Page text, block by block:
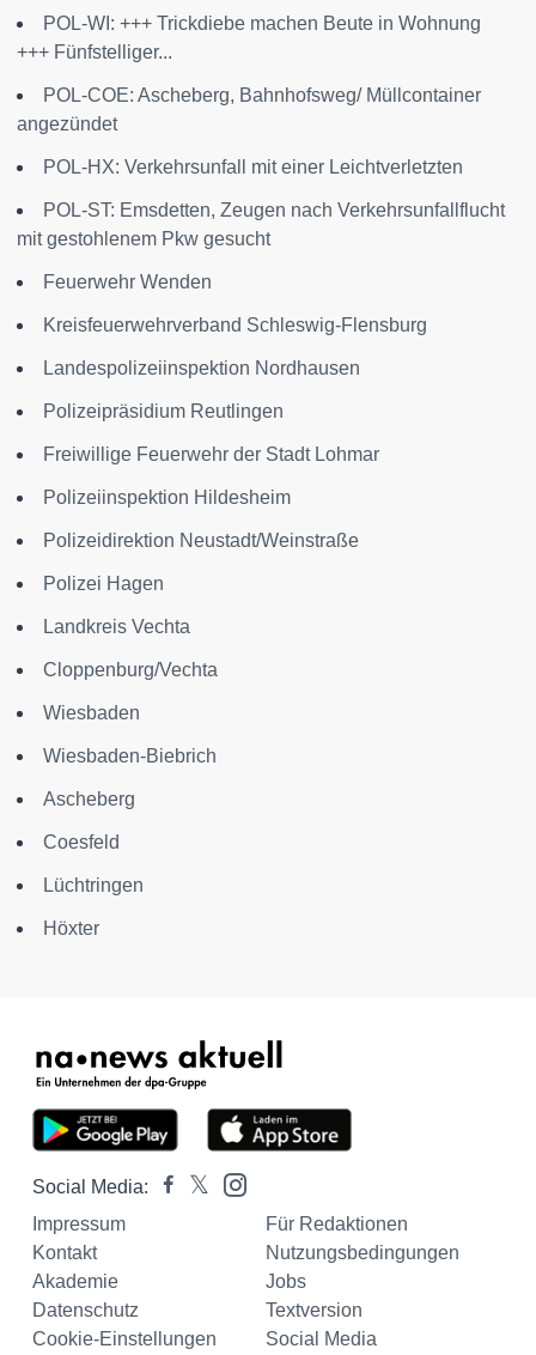
POL-WI: +++ Trickdiebe machen Beute in Wohnung
+++ Fünfstelliger...
POL-COE: Ascheberg, Bahnhofsweg/ Müllcontainer
angezündet
POL-HX: Verkehrsunfall mit einer Leichtverletzten
POL-ST: Emsdetten, Zeugen nach Verkehrsunfallflucht
mit gestohlenem Pkw gesucht
Feuerwehr Wenden
Kreisfeuerwehrverband Schleswig-Flensburg
Landespolizeiinspektion Nordhausen
Polizeipräsidium Reutlingen
Freiwillige Feuerwehr der Stadt Lohmar
Polizeiinspektion Hildesheim
Polizeidirektion Neustadt/Weinstraße
Polizei Hagen
Landkreis Vechta
Cloppenburg/Vechta
Wiesbaden
Wiesbaden-Biebrich
Ascheberg
Coesfeld
Lüchtringen
Höxter
Social Media:
Impressum
Für Redaktionen
Kontakt
Nutzungsbedingungen
Akademie
Jobs
Datenschutz
Textversion
Cookie-Einstellungen
Social Media